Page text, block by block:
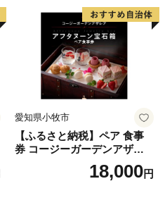
県 小牧店 小牧市 チケット 送
愛知県小牧市
【ふるさと納税】ペア 食事
券 コージーガーデンアザレ
ア アフタヌーン宝石箱 ホテ
ル特製 デザート 6種類 サン
18,000円